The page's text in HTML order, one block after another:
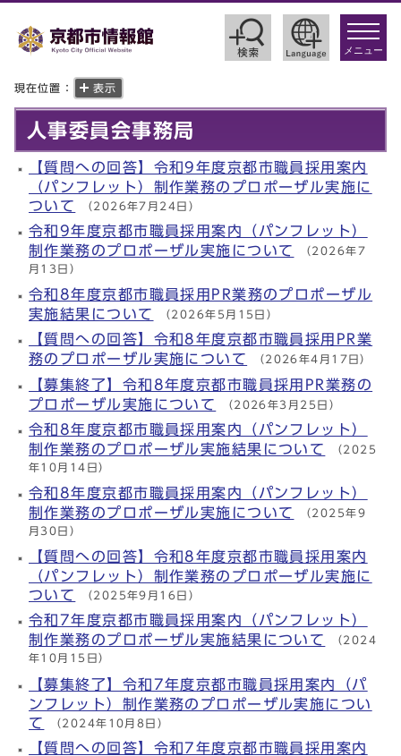
toggle
メニュー
現在位置： 表示
人事委員会事務局
【質問への回答】令和9年度京都市職員採用案内
（パンフレット）制作業務のプロポーザル実施に
ついて
（2026年7月24日）
令和9年度京都市職員採用案内（パンフレット）
制作業務のプロポーザル実施について （2026年7
月13日）
令和8年度京都市職員採用PR業務のプロポーザル
実施結果について （2026年5月15日）
【質問への回答】令和8年度京都市職員採用PR業
務のプロポーザル実施について （2026年4月17日）
【募集終了】令和8年度京都市職員採用PR業務の
プロポーザル実施について （2026年3月25日）
令和8年度京都市職員採用案内（パンフレット）
制作業務のプロポーザル実施結果について （2025
年10月14日）
令和8年度京都市職員採用案内（パンフレット）
制作業務のプロポーザル実施について （2025年9
月30日）
【質問への回答】令和8年度京都市職員採用案内
（パンフレット）制作業務のプロポーザル実施に
ついて
（2025年9月16日）
令和7年度京都市職員採用案内（パンフレット）
制作業務のプロポーザル実施結果について （2024
年10月15日）
【募集終了】令和7年度京都市職員採用案内（パ
ンフレット）制作業務のプロポーザル実施につい
て
（2024年10月8日）
【質問への回答】令和7年度京都市職員採用案内